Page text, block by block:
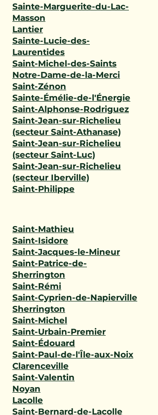
Sainte-Marguerite-du-Lac-
Masson
Lantier
Sainte-Lucie-des-
Laurentides
Saint-Michel-des-Saints
Notre-Dame-de-la-Merci
Saint-Zénon
Sainte-Émélie-de-l'Énergie
Saint-Alphonse-Rodriguez
Saint-Jean-sur-Richelieu
(secteur Saint-Athanase)
Saint-Jean-sur-Richelieu
(secteur Saint-Luc)
Saint-Jean-sur-Richelieu
(secteur Iberville)
Saint-Philippe
Saint-Mathieu
Saint-Isidore
Saint-Jacques-le-Mineur
Saint-Patrice-de-
Sherrington
Saint-Rémi
Saint-Cyprien-de-Napierville
Sherrington
Saint-Michel
Saint-Urbain-Premier
Saint-Édouard
Saint-Paul-de-l'Île-aux-Noix
Clarenceville
Saint-Valentin
Noyan
Lacolle
Saint-Bernard-de-Lacolle